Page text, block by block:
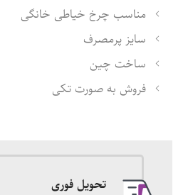
مناسب چرخ خیاطی خانگی
سایز پرمصرف
ساخت چین
فروش به صورت تکی
تحویل فوری